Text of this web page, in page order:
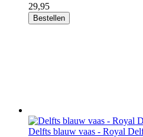
29,95
Bestellen
Delfts blauw vaas - Royal